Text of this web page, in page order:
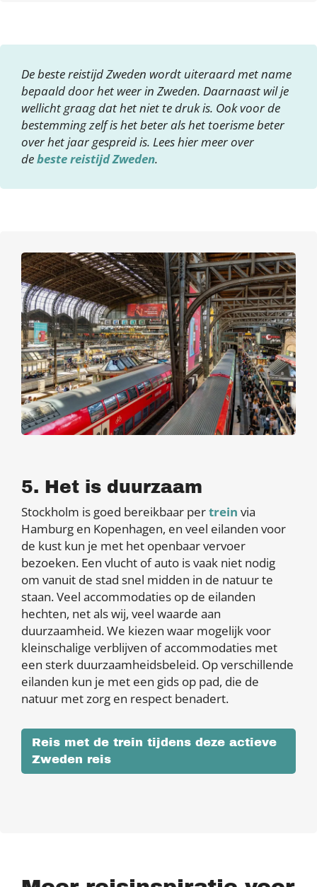
De beste reistijd Zweden wordt uiteraard met name
bepaald door het weer in Zweden. Daarnaast wil je
wellicht graag dat het niet te druk is. Ook voor de
bestemming zelf is het beter als het toerisme beter
over het jaar gespreid is. Lees hier meer over
debeste reistijd Zweden.
5. Het is duurzaam
Stockholm is goed bereikbaar pertrein via
Hamburg en Kopenhagen, en veel eilanden voor
de kust kun je met het openbaar vervoer
bezoeken. Een vlucht of auto is vaak niet nodig
om vanuit de stad snel midden in de natuur te
staan. Veel accommodaties op de eilanden
hechten, net als wij, veel waarde aan
duurzaamheid. We kiezen waar mogelijk voor
kleinschalige verblijven of accommodaties met
een sterk duurzaamheidsbeleid. Op verschillende
eilanden kun je met een gids op pad, die de
natuur met zorg en respect benadert.
Reis met de trein tijdens deze actieve
Zweden reis